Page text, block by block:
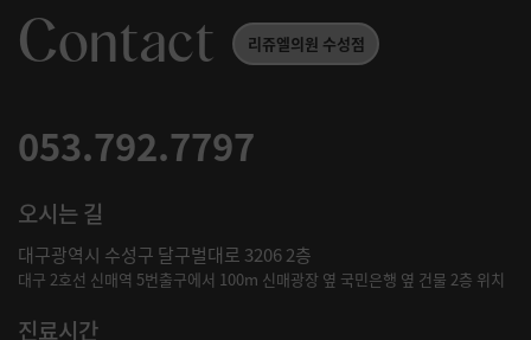
Contact 리쥬엘의원 수성점
053.792.7797
진료시간
오시는 길
대구광역시 수성구 달구벌대로 3206 2층
대구 2호선 신매역 5번출구에서 100m 신매광장 옆 국민은행 옆 건물 2층 위치